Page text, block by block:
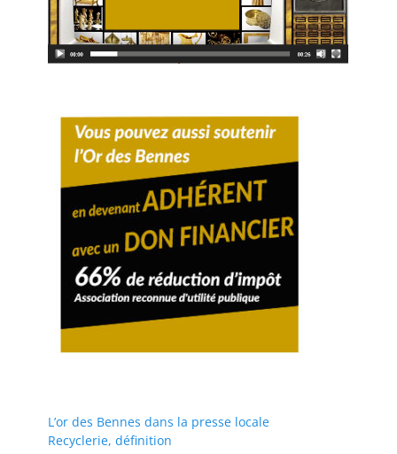
L’or des Bennes dans la presse locale
Recyclerie, définition